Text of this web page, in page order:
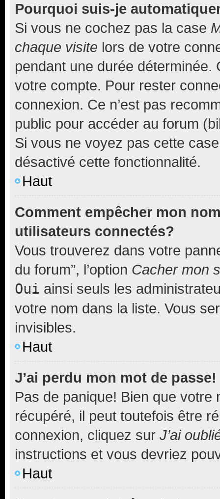
Pourquoi suis-je
Si vous ne cochez pas la case
chaque visite lors de votre
pendant une durée déterminée.
votre compte. Pour rester
connexion. Ce n’est pas
public pour accéder au forum
Si vous ne voyez pas cette
désactivé cette fonctionnalité.
Haut
Comment empêcher mon
utilisateurs connectés?
Vous trouverez dans votre
du forum”, l’option Cacher mon
Oui ainsi seuls les
votre nom dans la liste. Vous
invisibles.
Haut
J’ai perdu mon mot de passe!
Pas de panique! Bien que
récupéré, il peut toutefois être
connexion, cliquez sur J’ai
instructions et vous devriez
Haut